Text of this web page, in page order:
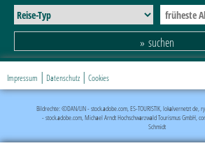
suchen
Impressum | Datenschutz | Cookies
Bildrechte: ©DAN/LIN - stock.adobe.com, ES-TOURISTIK, lokalvernetzt
- stock.adobe.com, Michael Arndt Hochschwarzwald Tourismus GmbH,
Schmidt